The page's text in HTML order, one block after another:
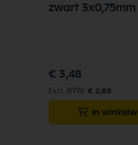
zwart 3x0,75mm
€ 3,48
€ 2,88
In